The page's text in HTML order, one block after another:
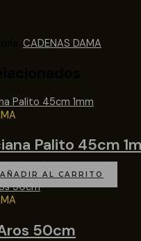
CADENAS DAMA
Palito 45cm
AÑADIR AL CARRITO
50cm